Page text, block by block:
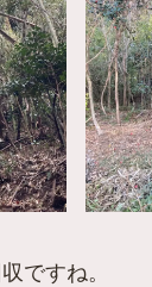
ですね。